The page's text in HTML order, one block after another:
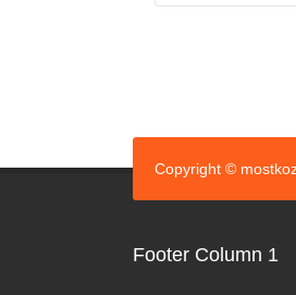
Copyright ©
Footer Column 1